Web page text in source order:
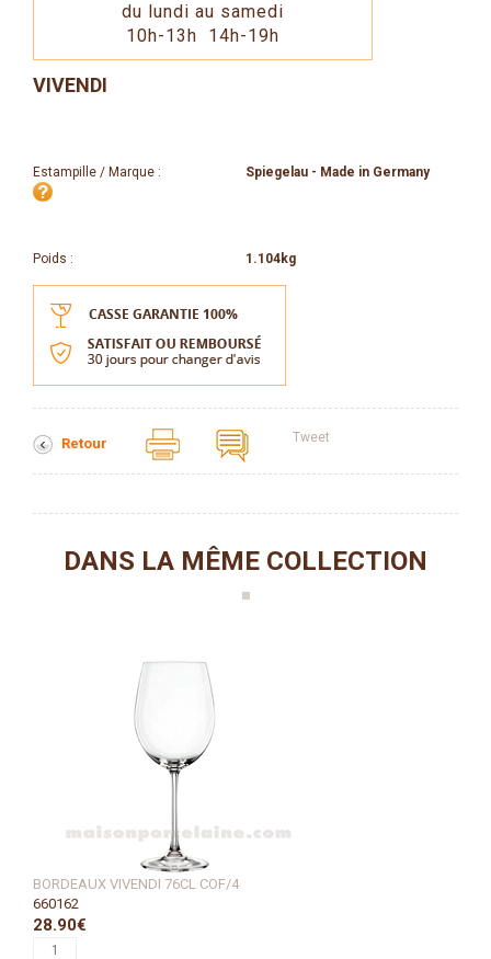
du lundi au samedi
10h-13h 14h-19h
VIVENDI
Estampille / Marque : Spiegelau - Made in Germany
Poids : 1.104kg
Retour Tweet
DANS LA MÊME COLLECTION
BORDEAUX VIVENDI 76CL COF/4
660162
28.90€